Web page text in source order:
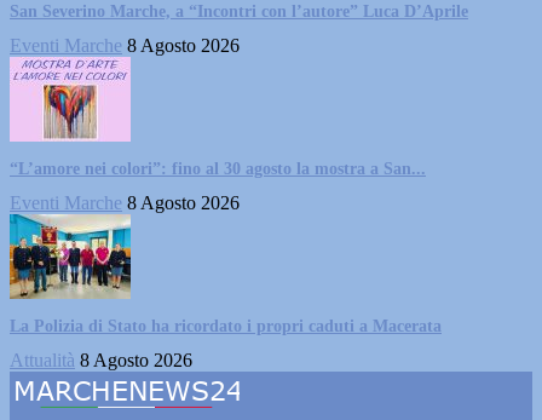
San Severino Marche, a “Incontri con l’autore” Luca D’Aprile
Eventi Marche 8 Agosto 2026
“L’amore nei colori”: fino al 30 agosto la mostra a San...
Eventi Marche 8 Agosto 2026
La Polizia di Stato ha ricordato i propri caduti a Macerata
Attualità 8 Agosto 2026